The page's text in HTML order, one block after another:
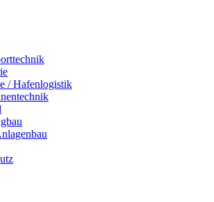
/ Hafenlogistik